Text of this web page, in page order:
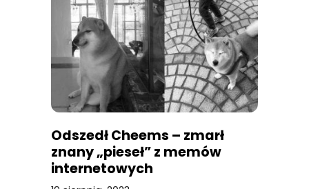
Odszedł Cheems – zmarł
znany „pieseł” z memów
internetowych